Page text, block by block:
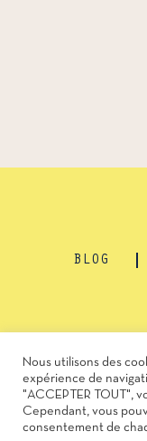
BLOG
Mentions
Nous utilisons des
expérience de
"ACCEPTER TOUT",
Cependant, vous
consentement de